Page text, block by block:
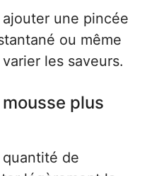
une pincée
ou même
les saveurs.
plus
de